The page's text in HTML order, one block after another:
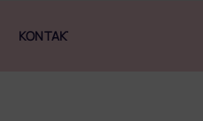
KONTAKT